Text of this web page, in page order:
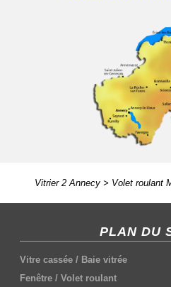
Vitrier 2 Annecy> Volet roulant
PLAN DU
Vitre cassée / Baie vitrée
Fenêtre /Volet roulant